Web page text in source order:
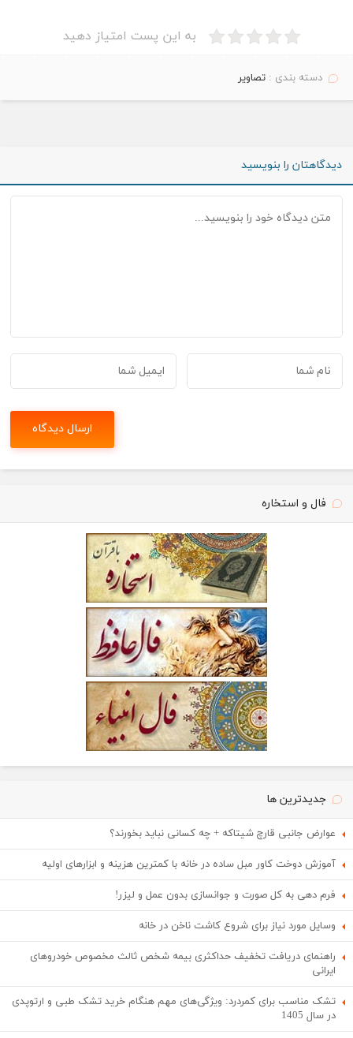
به این پست امتیاز دهید
دسته بندی :تصاویر
دیدگاهتان را بنویسید
فال و استخاره
جدیدترین ها
عوارض جانبی قارچ شیتاکه + چه کسانی نباید بخورند؟
آموزش دوخت کاور مبل ساده در خانه با کمترین هزینه و ابزارهای اولیه
فرم دهی به کل صورت و جوانسازی بدون عمل و لیزر!
وسایل مورد نیاز برای شروع کاشت ناخن در خانه
راهنمای دریافت تخفیف حداکثری بیمه شخص ثالث مخصوص خودروهای
ایرانی
تشک مناسب برای کمردرد: ویژگی‌های مهم هنگام خرید تشک طبی و ارتوپدی
در سال 1405